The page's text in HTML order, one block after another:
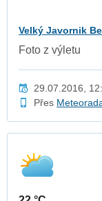
Velký Javornik
Foto z výletu
29.07.2016,
Přes